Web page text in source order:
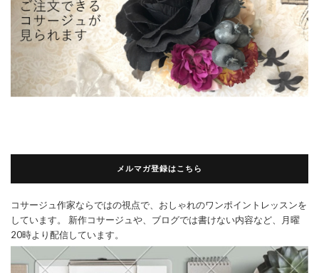
メルマガ登録はこちら
コサージュ作家ならではの視点で、おしゃれのワンポイントレッスンを
しています。 新作コサージュや、ブログでは書けない内容など、月曜
20時より配信しています。